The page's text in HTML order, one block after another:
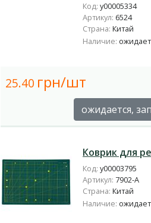
Код: у00005334
Артикул: 6524
Страна: Китай
Наличие:
25.40 грн/шт
ожидается,
Коврик для
Код: у00003795
Артикул: 7902-А
Страна: Китай
Наличие: